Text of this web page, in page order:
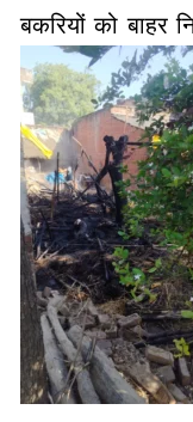
बकरियों को बाहर